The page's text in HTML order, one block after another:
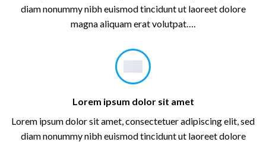
diam nonummy nibh euismod tincidunt ut laoreet dolore
magna aliquam erat volutpat….
Lorem ipsum dolor sit amet
Lorem ipsum dolor sit amet, consectetuer adipiscing elit, sed
diam nonummy nibh euismod tincidunt ut laoreet dolore